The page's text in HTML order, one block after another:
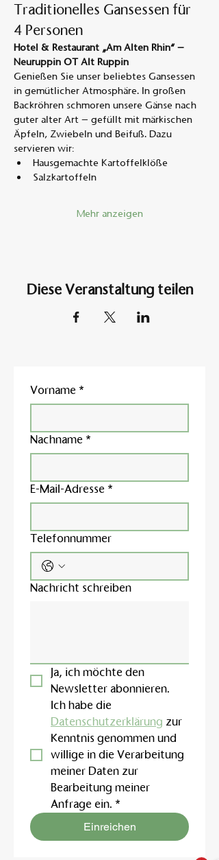
Traditionelles Gansessen für
4 Personen
Hotel & Restaurant „Am Alten Rhin“ –
Neuruppin OT Alt Ruppin
Genießen Sie unser beliebtes Gansessen
in gemütlicher Atmosphäre. In großen
Backröhren schmoren unsere Gänse nach
guter alter Art – gefüllt mit märkischen
Äpfeln, Zwiebeln und Beifuß. Dazu
servieren wir:
Hausgemachte Kartoffelklöße
Salzkartoffeln
Mehr anzeigen
Diese Veranstaltung teilen
Vorname *
Nachname *
E-Mail-Adresse *
Telefonnummer
Nachricht schreiben
Ja, ich möchte den
Newsletter abonnieren.
Datenschutzerklärung zur
Kenntnis genommen und
willige in die Verarbeitung
meiner Daten zur
Bearbeitung meiner
Anfrage ein. *
Einreichen